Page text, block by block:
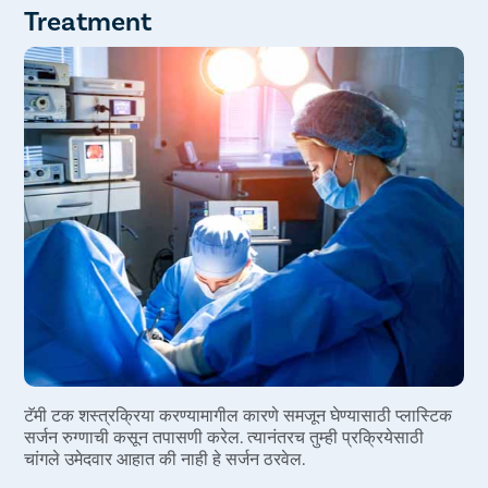
प्रचंड रक्तस्त्राव
हेमेटोमा
एक अनपेक्षित ठिकाण
त्वचेच्या संवेदनांमध्ये बदल
Treatment
टॅमी टक शस्त्रक्रिया करण्यामागील कारणे समजून घेण्यासाठी प्लास्टिक
सर्जन रुग्णाची कसून तपासणी करेल. त्यानंतरच तुम्ही प्रक्रियेसाठी
चांगले उमेदवार आहात की नाही हे सर्जन ठरवेल.